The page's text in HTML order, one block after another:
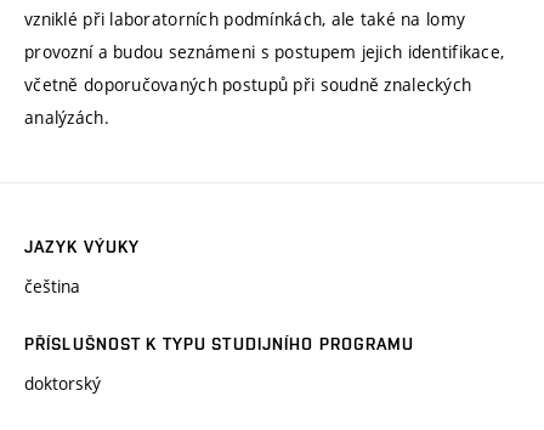
vzniklé při laboratorních podmínkách, ale také na lomy
provozní a budou seznámeni s postupem jejich identifikace,
včetně doporučovaných postupů při soudně znaleckých
analýzách.
JAZYK VÝUKY
čeština
PŘÍSLUŠNOST K TYPU STUDIJNÍHO PROGRAMU
doktorský